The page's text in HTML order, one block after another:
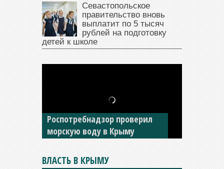
Севастопольское
правительство вновь
выплатит по 5 тысяч
рублей на подготовку
детей к школе
Роспотребнадзор проверил
морскую воду в Крыму
В Крыму у жителя Саки
изъяли автомобиль —
накопил долги по штрафам
ГИБДД
ВЛАСТЬ В КРЫМУ